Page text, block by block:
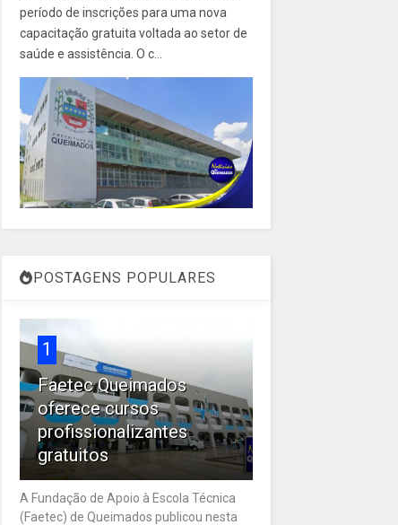
período de inscrições para uma nova
capacitação gratuita voltada ao setor de
saúde e assistência. O c...
POSTAGENS POPULARES
1
Faetec Queimados
oferece cursos
profissionalizantes
gratuitos
A Fundação de Apoio à Escola Técnica
(Faetec) de Queimados publicou nesta